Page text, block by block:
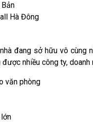
Hà Đông
đang sở hữu vô cùng
nhiều công ty, doanh
văn phòng